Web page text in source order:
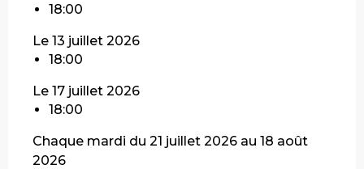
18:00
Le 13 juillet 2026
18:00
Le 17 juillet 2026
18:00
Chaque mardi du 21 juillet 2026 au 18 août
2026